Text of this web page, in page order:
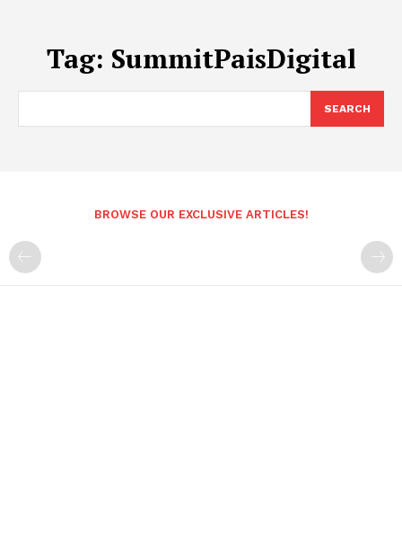
Tag: SummitPaisDigital
SEARCH
BROWSE OUR EXCLUSIVE ARTICLES!